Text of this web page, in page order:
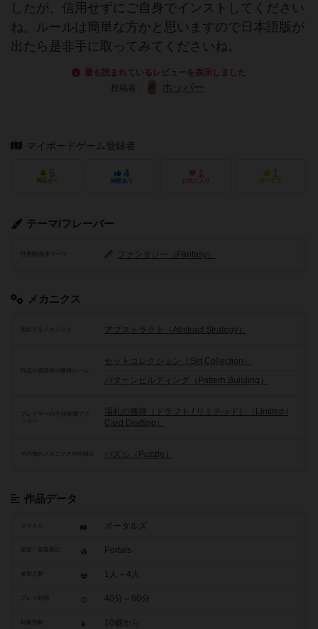
したが、信用せずにご自身でインストしてください
ね。ルールは簡単な方かと思いますので日本語版が
出たら是非手に取ってみてくださいね。
最も読まれているレビューを表示しました
投稿者：
ホッパー
マイボードゲーム登録者
5
興味あり
4
経験あり
1
お気に入り
1
持ってる
テーマ/フレーバー
世界観/基本テーマ ファンタジー（Fantasy）
メカニクス
頻出するメカニクス アブストラクト（Abstract Strategy）
セットコレクション（Set Collection）
パターンビルディング（Pattern Building）
プレイヤーの干渉/影響アク
場札の獲得（ドラフト / リミテッド）（Limited /
Card Drafting）
その他のメカニクスや仕組み パズル（Puzzle）
作品データ
タイトル ポータルズ
Portals
参加人数 1人～4人
40分～80分
10歳から